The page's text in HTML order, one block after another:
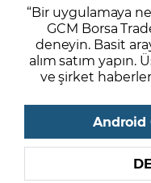
“Bir uygulamaya
GCM Borsa
deneyin. Basit
alım satım yapın.
ve şirket
Android